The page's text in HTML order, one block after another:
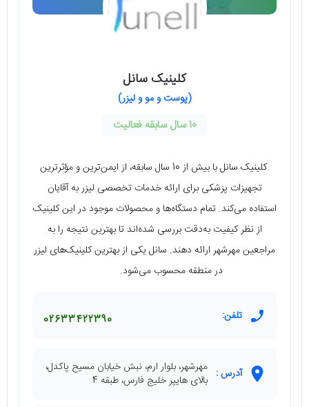
کلینیک سانل
(پوست و مو و لیزر)
10 سال سابقه فعالیت
کلینیک سانل با بیش از 10 سال سابقه، از ایمن‌ترین و مؤثرترین
تجهیزات پزشکی برای ارائه خدمات تخصصی لیزر به آقایان
استفاده می‌کند. تمام دستگاه‌ها و محصولات موجود در این کلینیک
از نظر کیفیت به‌دقت بررسی شده‌اند تا بهترین نتیجه را به
مراجعین مهرشهر ارائه دهند. سانل یکی از بهترین کلینیک‌های لیزر
در منطقه محسوب می‌شود.
تلفن: 02633422390
آدرس : مهرشهر، بلوار ارم، نبش خیابان مسیح پاکدل،
بالای هایپر خلیج فارس، طبقه 4